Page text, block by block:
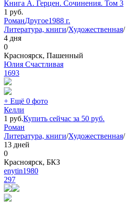
Книга А. Герцен. Сочинения. Том 3
1 руб.
РоманДругое1988 г.
Литература, книги/Художественная/
4 дня
0
Красноярск, Пашенный
Юлия Счастливая
1693
+ Ещё 0 фото
Келли
1 руб.Купить сейчас за 50 руб.
Роман
Литература, книги/Художественная/
13 дней
0
Красноярск, БКЗ
enytin1980
297